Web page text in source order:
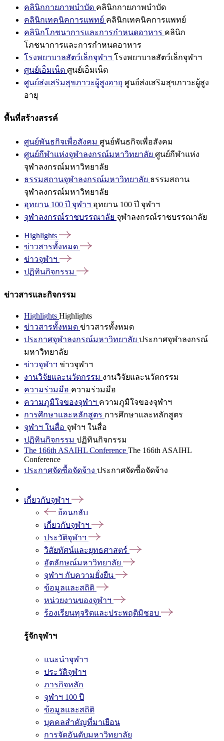
คลินิกกายภาพบำบัด คลินิกกายภาพบำบัด
คลินิกเทคนิคการแพทย์ คลินิกเทคนิคการแพทย์
คลินิกโภชนาการและการกำหนดอาหาร คลินิก
โภชนาการและการกำหนดอาหาร
โรงพยาบาลสัตว์เล็กจุฬาฯ โรงพยาบาลสัตว์เล็กจุฬาฯ
ศูนย์เอ็มเน็ต ศูนย์เอ็มเน็ต
ศูนย์ส่งเสริมสุขภาวะผู้สูงอายุ ศูนย์ส่งเสริมสุขภาวะผู้สูง
อายุ
พื้นที่สร้างสรรค์
ศูนย์พันธกิจเพื่อสังคม ศูนย์พันธกิจเพื่อสังคม
ศูนย์กีฬาแห่งจุฬาลงกรณ์มหาวิทยาลัย ศูนย์กีฬาแห่ง
จุฬาลงกรณ์มหาวิทยาลัย
ธรรมสถานจุฬาลงกรณ์มหาวิทยาลัย ธรรมสถาน
จุฬาลงกรณ์มหาวิทยาลัย
อุทยาน 100 ปี จุฬาฯ อุทยาน 100 ปี จุฬาฯ
จุฬาลงกรณ์ราชบรรณาลัย จุฬาลงกรณ์ราชบรรณาลัย
Highlights
ข่าวสารทั้งหมด
ข่าวจุฬาฯ
ปฏิทินกิจกรรม
ข่าวสารและกิจกรรม
Highlights Highlights
ข่าวสารทั้งหมด ข่าวสารทั้งหมด
ประกาศจุฬาลงกรณ์มหาวิทยาลัย ประกาศจุฬาลงกรณ์
มหาวิทยาลัย
ข่าวจุฬาฯ ข่าวจุฬาฯ
งานวิจัยและนวัตกรรม งานวิจัยและนวัตกรรม
ความร่วมมือ ความร่วมมือ
ความภูมิใจของจุฬาฯ ความภูมิใจของจุฬาฯ
การศึกษาและหลักสูตร การศึกษาและหลักสูตร
จุฬาฯ ในสื่อ จุฬาฯ ในสื่อ
ปฏิทินกิจกรรม ปฏิทินกิจกรรม
The 166th ASAIHL Conference The 166th ASAIHL
Conference
ประกาศจัดซื้อจัดจ้าง ประกาศจัดซื้อจัดจ้าง
เกี่ยวกับจุฬาฯ
ย้อนกลับ
เกี่ยวกับจุฬาฯ
ประวัติจุฬาฯ
วิสัยทัศน์และยุทธศาสตร์
อัตลักษณ์มหาวิทยาลัย
จุฬาฯ กับความยั่งยืน
ข้อมูลและสถิติ
หน่วยงานของจุฬาฯ
ร้องเรียนทุจริตและประพฤติมิชอบ
รู้จักจุฬาฯ
แนะนำจุฬาฯ
ประวัติจุฬาฯ
ภารกิจหลัก
จุฬาฯ 100 ปี
ข้อมูลและสถิติ
บุคคลสำคัญที่มาเยือน
การจัดอันดับมหาวิทยาลัย